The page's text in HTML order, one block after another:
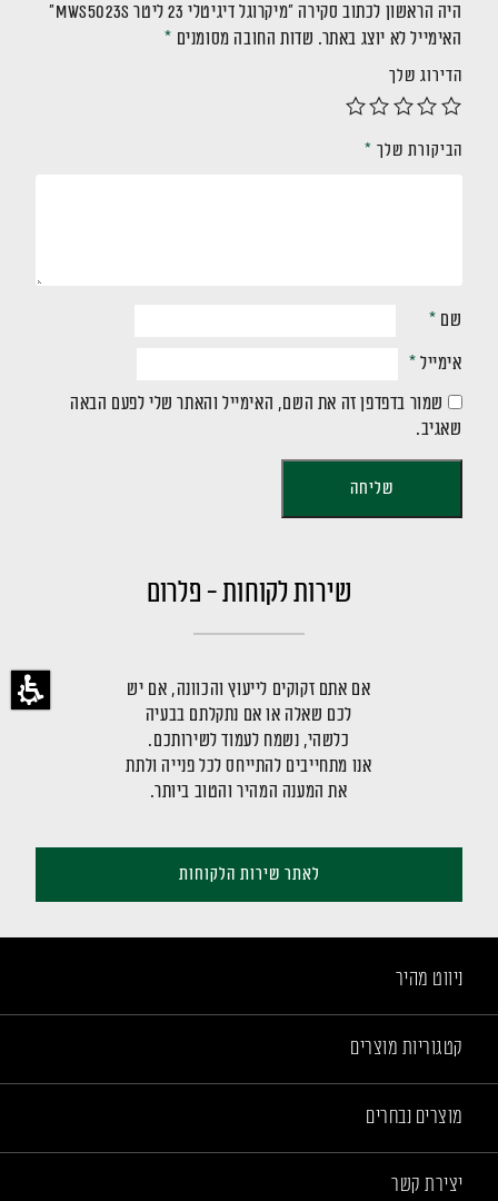
היה הראשון לכתוב סקירה “מיקרוגל דיגיטלי 23 ליטר MWS5023S”
האימייל לא יוצג באתר. שדות החובה מסומנים *
הדירוג שלך
הביקורת שלך *
שם *
אימייל *
שמור בדפדפן זה את השם, האימייל והאתר שלי לפעם הבאה
שאגיב.
שירות לקוחות - פלרום
אם אתם זקוקים לייעוץ והכוונה, אם יש
לכם שאלה או אם נתקלתם בבעיה
כלשהי, נשמח לעמוד לשירותכם.
אנו מתחייבים להתייחס לכל פנייה ולתת
את המענה המהיר והטוב ביותר.
לאתר שירות הלקוחות
ניווט מהיר
קטגוריות מוצרים
מוצרים נבחרים
יצירת קשר